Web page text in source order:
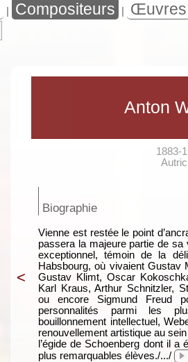
Compositeurs Œuvres
<
Anton
1883-
Biographie
Vienne est restée le point
passera la majeure partie de
exceptionnel, témoin de la
Habsbourg, où vivaient Gustav
Gustav Klimt, Oscar
Karl Kraus, Arthur Schnitzler,
ou encore Sigmund Freud
personnalités parmi les
bouillonnement intellectuel,
renouvellement artistique au
l’égide de Schoenberg dont il a
plus remarquables élèves./.../